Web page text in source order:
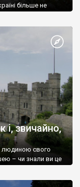
більше не
і, звичайно,
людиною свого
– чи знали ви це